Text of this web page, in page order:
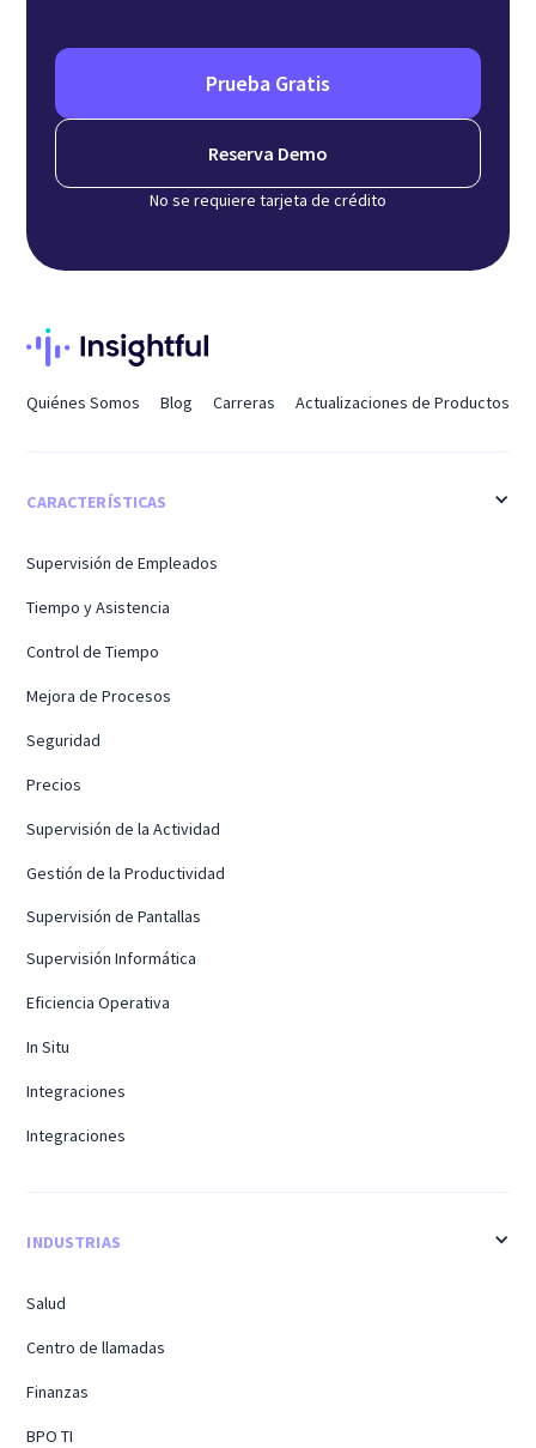
Prueba Gratis
Reserva Demo
No se requiere tarjeta de crédito
Quiénes Somos Blog Carreras Actualizaciones de Productos
CARACTERÍSTICAS
Supervisión de Empleados
Tiempo y Asistencia
Control de Tiempo
Mejora de Procesos
Seguridad
Precios
Supervisión de la Actividad
Gestión de la Productividad
Supervisión de Pantallas
Supervisión Informática
Eficiencia Operativa
In Situ
Integraciones
Integraciones
INDUSTRIAS
Salud
Centro de llamadas
Finanzas
BPO TI